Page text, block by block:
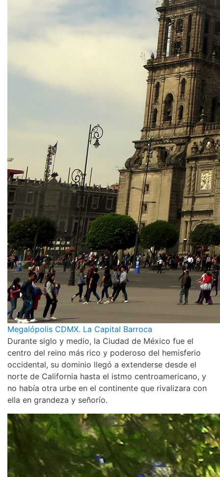
Megalópolis CDMX. La Capital Barroca
Durante siglo y medio, la Ciudad de México fue el
centro del reino más rico y poderoso del hemisferio
occidental, su dominio llegó a extenderse desde el
norte de California hasta el istmo centroamericano, y
no había otra urbe en el continente que rivalizara con
ella en grandeza y señorío.